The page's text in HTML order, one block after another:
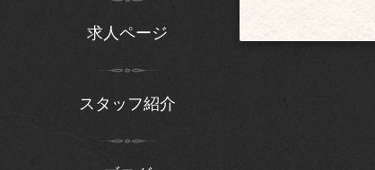
求人ページ
スタッフ紹介